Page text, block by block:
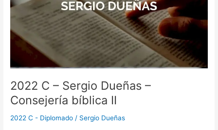
2022 C – Sergio Dueñas –
Consejería bíblica II
2022 C - Diplomado / Sergio Dueñas